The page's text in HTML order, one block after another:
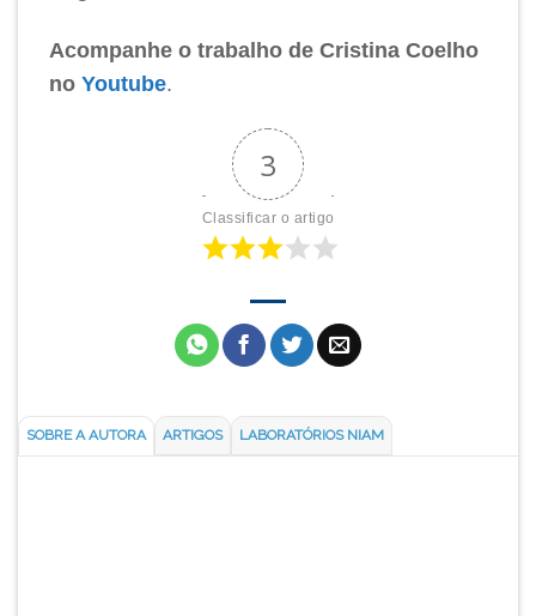
Acompanhe o trabalho de Cristina Coelho
noYoutube.
3
Classificar o artigo
SOBRE A AUTORA ARTIGOS LABORATÓRIOS NIAM